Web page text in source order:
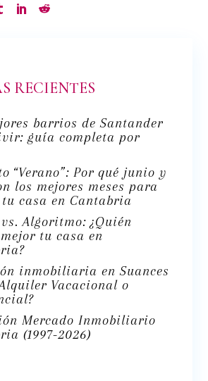
RECIENTES
barrios de Santander
guía completa por
“Verano”: Por qué junio y
los mejores meses para
tu casa en Cantabria
Algoritmo: ¿Quién
tu casa en
inmobiliaria en Suances
Vacacional o
Mercado Inmobiliario
(1997-2026)